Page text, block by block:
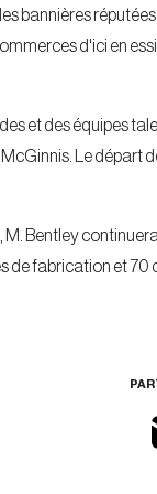
bannières
d'ici en
et des équipes
Le départ
M. Bentley
de fabrication et